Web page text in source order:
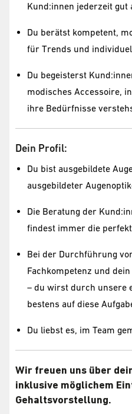
Kund:innen jederzeit gut
Du berätst kompetent,
für Trends und
Du begeisterst
modisches Accessoire,
ihre Bedürfnisse
Dein Profil:
Du bist ausgebildete
ausgebildeter
Die Beratung der
findest immer die
Bei der Durchführung
Fachkompetenz und
– du wirst durch unsere
bestens auf diese
Du liebst es, im Team
Wir freuen uns über
inklusive möglichem
Gehaltsvorstellung.